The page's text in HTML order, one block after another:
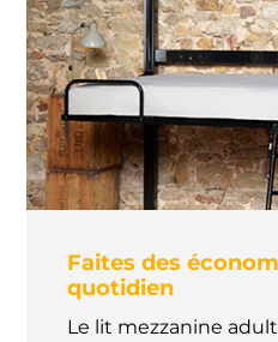
Faites des
quotidien
Le lit mezzanine